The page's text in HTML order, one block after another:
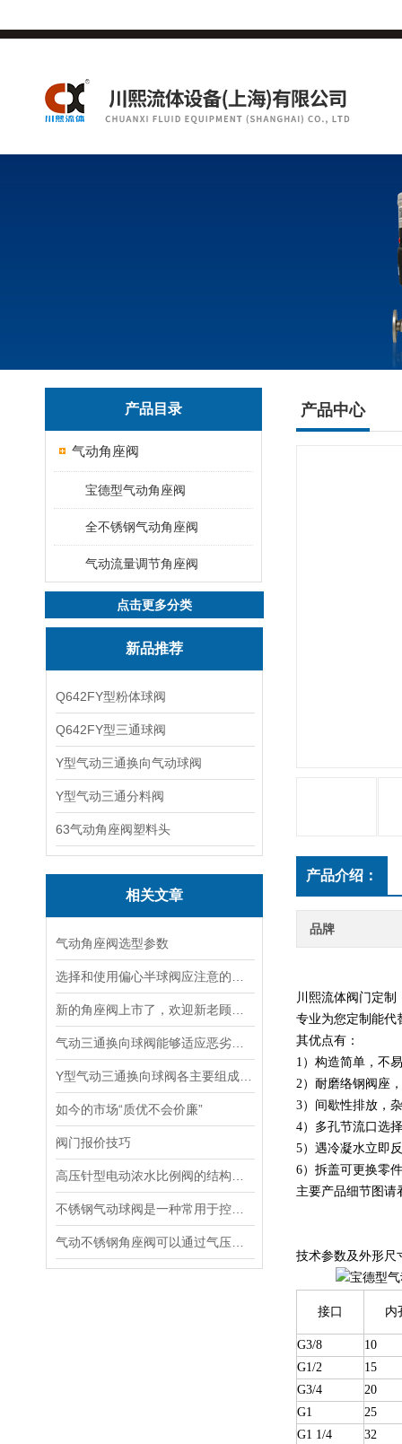
产品目录
气动角座阀
宝德型气动角座阀
全不锈钢气动角座阀
气动流量调节角座阀
点击更多分类
新品推荐
Q642FY型粉体球阀
Q642FY型三通球阀
Y型气动三通换向气动球阀
Y型气动三通分料阀
63气动角座阀塑料头
相关文章
气动角座阀选型参数
如今的市场“质优不会价廉”
阀门报价技巧
产品中心
产品介绍：
品牌
川熙流体阀门定
专业为您定制能代
其优点有：
1）构造简单，不
2）耐磨络钢阀座
3）间歇性排放，
4）多孔节流口选
5）遇冷凝水立即
6）拆盖可更换零
主要产品细节图请
技术参数及外形尺
接口 内
G3/8
10
G1/2
15
G3/4
20
G1
25
G1 1/4
32